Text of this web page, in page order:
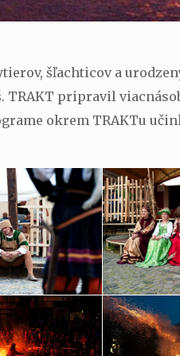
šľachticov a
TRAKT pripravil
okrem TRAKTu